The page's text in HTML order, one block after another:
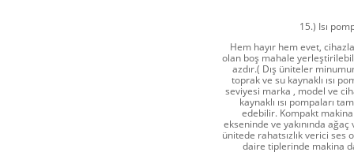
15.) Isı
Hem hayır hem evet,
olan boş mahale
azdır.( Dış üniteler
toprak ve su kaynaklı ısı
seviyesi marka , model ve
kaynaklı ısı pompaları
edebilir. Kompakt
ekseninde ve yakınında
ünitede rahatsızlık verici ses
daire tiplerinde makina